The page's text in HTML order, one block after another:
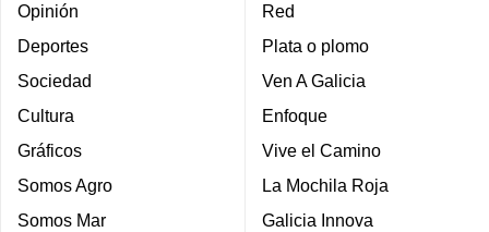
Opinión
Deportes
Sociedad
Cultura
Gráficos
Somos Agro
Somos Mar
Red
Plata o plomo
Ven A Galicia
Enfoque
Vive el Camino
La Mochila Roja
Galicia Innova